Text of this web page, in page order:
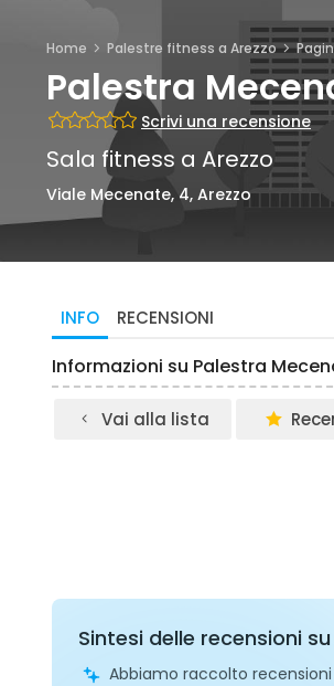
Home Palestre fitness a Arezzo
Palestra
Scrivi una recensione
Sala fitness a Arezzo
Viale Mecenate, 4, Arezzo
INFO RECENSIONI
Informazioni su Palestra
Vai alla lista
Sintesi delle recensioni
Abbiamo raccolto